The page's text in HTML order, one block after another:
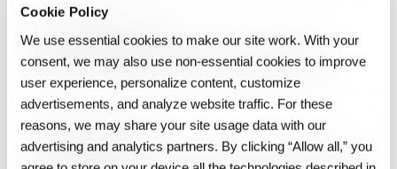
Cookie Policy
We use essential cookies to make our site work. With your
consent, we may also use non‑essential cookies to improve
user experience, personalize content, customize
advertisements, and analyze website traffic. For these
reasons, we may share your site usage data with our
advertising and analytics partners. By clicking “Allow all,” you
이력 기록이 필수 요소입니다. 디지털 정부와 혁신…
Layer (deep learning)
딥러닝의 계층(Layer)은 입력을 변환해 다음 계층에 전달하는 연산
단위입니다. 완전 연결(Dense), 합성곱(Convolutional), 순환
(Recurrent), 어텐션(Attention), 정규화(Normalization),
드롭아웃(Dropout) 등 다양한 유형이 있으며, 각 계층이 특정한 특성 추출·
변환 역할을 합니다. 신경망의 '깊이'란 이러한 계층의 수를 의미합니다.
Transfer Learning
전이 학습(Transfer Learning)은 한 작업에서 학습된 지식을 관련 있는